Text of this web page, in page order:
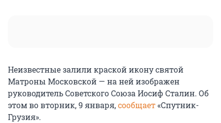
Неизвестные залили краской икону святой
Матроны Московской — на ней изображен
руководитель Советского Союза Иосиф Сталин. Об
этом во вторник, 9 января,сообщает«Спутник-
Грузия».